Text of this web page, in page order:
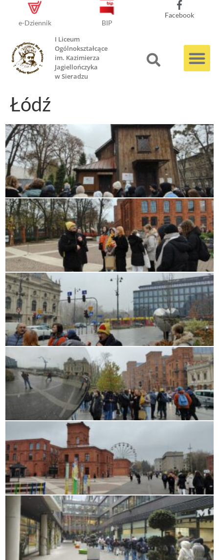
e-Dziennik BIP
Facebook
I Liceum
Ogólnokształcące
im. Kazimierza
Jagiellończyka
w Sieradzu
Łódź